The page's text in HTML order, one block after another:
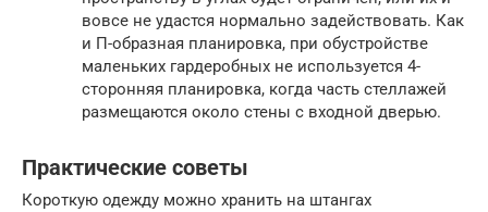
вовсе не удастся нормально задействовать. Как
и П-образная планировка, при обустройстве
маленьких гардеробных не используется 4-
сторонняя планировка, когда часть стеллажей
размещаются около стены с входной дверью.
Практические советы
Короткую одежду можно хранить на штангах